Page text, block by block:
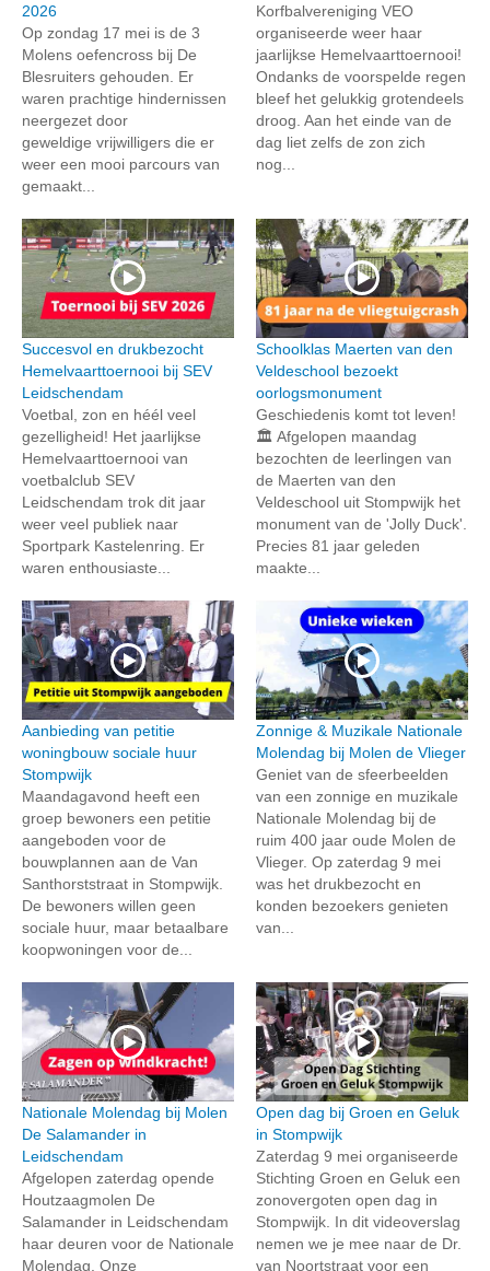
2026
Op zondag 17 mei is de 3
Molens oefencross bij De
Blesruiters gehouden. Er
waren prachtige hindernissen
neergezet door
geweldige vrijwilligers die er
weer een mooi parcours van
gemaakt...
Korfbalvereniging VEO
organiseerde weer haar
jaarlijkse Hemelvaarttoernooi!
Ondanks de voorspelde regen
bleef het gelukkig grotendeels
droog. Aan het einde van de
dag liet zelfs de zon zich
nog...
Succesvol en drukbezocht
Hemelvaarttoernooi bij SEV
Leidschendam
Voetbal, zon en héél veel
gezelligheid! Het jaarlijkse
Hemelvaarttoernooi van
voetbalclub SEV
Leidschendam trok dit jaar
weer veel publiek naar
Sportpark Kastelenring. Er
waren enthousiaste...
Schoolklas Maerten van den
Veldeschool bezoekt
oorlogsmonument
Geschiedenis komt tot leven!
🏛️ Afgelopen maandag
bezochten de leerlingen van
de Maerten van den
Veldeschool uit Stompwijk het
monument van de 'Jolly Duck'.
Precies 81 jaar geleden
maakte...
Aanbieding van petitie
woningbouw sociale huur
Stompwijk
Maandagavond heeft een
groep bewoners een petitie
aangeboden voor de
bouwplannen aan de Van
Santhorststraat in Stompwijk.
De bewoners willen geen
sociale huur, maar betaalbare
koopwoningen voor de...
Zonnige & Muzikale Nationale
Molendag bij Molen de Vlieger
Geniet van de sfeerbeelden
van een zonnige en muzikale
Nationale Molendag bij de
ruim 400 jaar oude Molen de
Vlieger. Op zaterdag 9 mei
was het drukbezocht en
konden bezoekers genieten
van...
Nationale Molendag bij Molen
De Salamander in
Leidschendam
Afgelopen zaterdag opende
Houtzaagmolen De
Salamander in Leidschendam
haar deuren voor de Nationale
Molendag. Onze
Open dag bij Groen en Geluk
in Stompwijk
Zaterdag 9 mei organiseerde
Stichting Groen en Geluk een
zonovergoten open dag in
Stompwijk. In dit videoverslag
nemen we je mee naar de Dr.
van Noortstraat voor een